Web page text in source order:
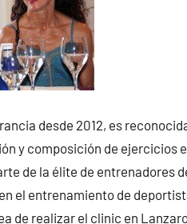
desde 2012, es
y composición de ejercicios
de la élite de entrenadores
el entrenamiento de
de realizar el clinic en